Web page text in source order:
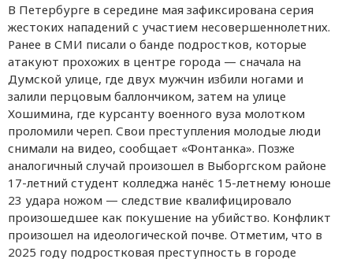
В Петербурге в середине мая зафиксирована серия
жестоких нападений с участием несовершеннолетних.
Ранее в СМИ писали о банде подростков, которые
атакуют прохожих в центре города — сначала на
Думской улице, где двух мужчин избили ногами и
залили перцовым баллончиком, затем на улице
Хошимина, где курсанту военного вуза молотком
проломили череп. Свои преступления молодые люди
снимали на видео, сообщает «Фонтанка». Позже
аналогичный случай произошел в Выборгском районе
17-летний студент колледжа нанёс 15-летнему юноше
23 удара ножом — следствие квалифицировало
произошедшее как покушение на убийство. Конфликт
произошел на идеологической почве. Отметим, что в
2025 году подростковая преступность в городе